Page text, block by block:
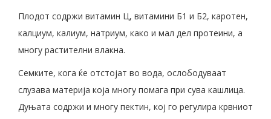
Плодот содржи витамин Ц, витамини Б1 и Б2, каротен,
калциум, калиум, натриум, како и мал дел протеини, а
многу растителни влакна.
Семките, кога ќе отстојат во вода, ослободуваат
слузава материја која многу помага при сува кашлица.
Дуњата содржи и многу пектин, кој го регулира крвниот